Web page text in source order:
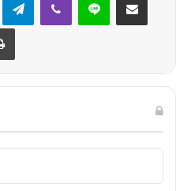
Yazdır